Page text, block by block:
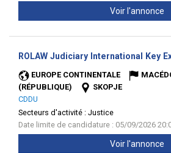
Voir l'annonce
ROLAW Judiciary International Key
EUROPE CONTINENTALE
(RÉPUBLIQUE)
SKOPJE
CDDU
Secteurs d'activité : Justice
Date limite de candidature : 05/09/2026
Voir l'annonce